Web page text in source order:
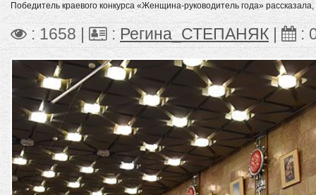
Победитель краевого конкурса «Женщина-руководитель года»
: 1658 | : Регина_СТЕПАНЯК | :